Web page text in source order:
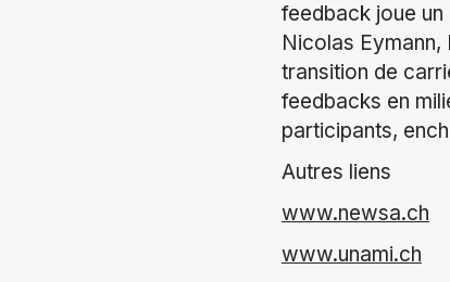
feedback joue
Nicolas
transition de
feedbacks en
participants,
Autres liens
www.newsa.ch
www.unami.ch